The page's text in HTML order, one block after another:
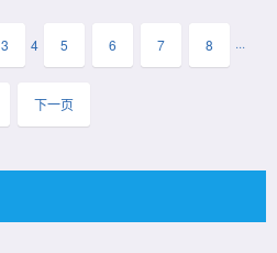
3 4 5 6 7 8 ···
下一页